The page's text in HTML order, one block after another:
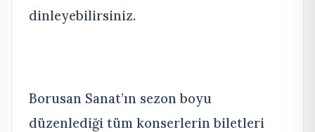
dinleyebilirsiniz.
Borusan Sanat’ın sezon boyu
düzenlediği tüm konserlerin biletleri